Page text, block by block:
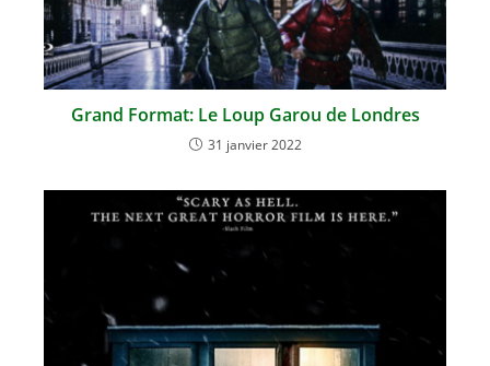
Grand Format: Le Loup Garou de Londres
31 janvier 2022